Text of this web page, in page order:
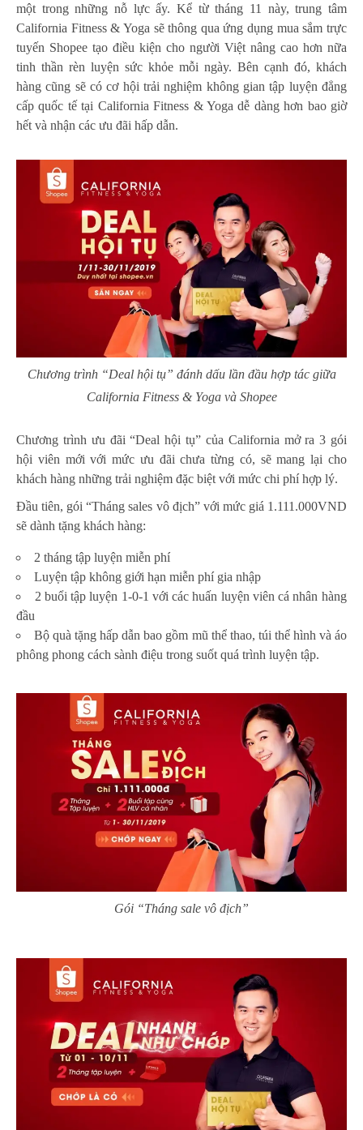
một trong những nỗ lực ấy. Kể từ tháng 11 này, trung tâm
California Fitness & Yoga sẽ thông qua ứng dụng mua sắm trực
tuyến Shopee tạo điều kiện cho người Việt nâng cao hơn nữa
tinh thần rèn luyện sức khỏe mỗi ngày. Bên cạnh đó, khách
hàng cũng sẽ có cơ hội trải nghiệm không gian tập luyện đẳng
cấp quốc tế tại California Fitness & Yoga dễ dàng hơn bao giờ
hết và nhận các ưu đãi hấp dẫn.
Chương trình “Deal hội tụ” đánh dấu lần đầu hợp tác giữa
California Fitness & Yoga và Shopee
Chương trình ưu đãi “Deal hội tụ” của California mở ra 3 gói
hội viên mới với mức ưu đãi chưa từng có, sẽ mang lại cho
khách hàng những trải nghiệm đặc biệt với mức chi phí hợp lý.
Đầu tiên, gói “Tháng sales vô địch” với mức giá 1.111.000VND
sẽ dành tặng khách hàng:
2 tháng tập luyện miễn phí
Luyện tập không giới hạn miễn phí gia nhập
2 buổi tập luyện 1-0-1 với các huấn luyện viên cá nhân hàng
đầu
Bộ quà tặng hấp dẫn bao gồm mũ thể thao, túi thể hình và áo
phông phong cách sành điệu trong suốt quá trình luyện tập.
Gói “Tháng sale vô địch”